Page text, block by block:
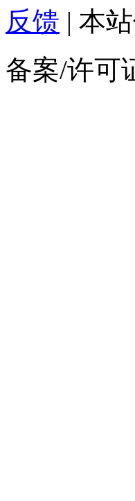
反馈 | 本
备案/许可